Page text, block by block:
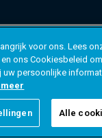
voor ons. Lees
en ons Cookiesbeleid
uw persoonlijke
Alle